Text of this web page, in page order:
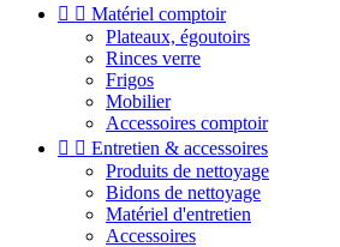
  Matériel comptoir
Plateaux, égoutoirs
Rinces verre
Frigos
Mobilier
Accessoires comptoir
  Entretien & accessoires
Produits de nettoyage
Bidons de nettoyage
Matériel d'entretien
Accessoires